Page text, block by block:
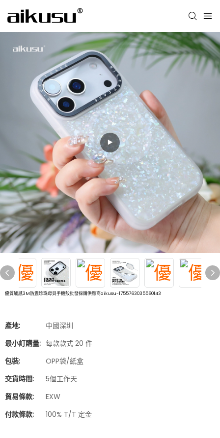
優質觸感3M防震珍珠母貝手機殼批發採購供應商aikusu-1755763035560143
產地:
中國深圳
最小訂購量: 每款款式 20 件
包裝:
OPP袋/紙盒
交貨時間:
5個工作天
貿易條款:
EXW
付款條款:
100% T/T 定金